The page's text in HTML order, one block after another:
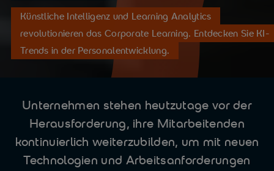
Künstliche Intelligenz und Learning Analytics
revolutionieren das Corporate Learning. Entdecken Sie KI-
Trends in der Personalentwicklung.
Unternehmen stehen heutzutage vor der
Herausforderung, ihre Mitarbeitenden
kontinuierlich weiterzubilden, um mit neuen
Technologien und Arbeitsanforderungen